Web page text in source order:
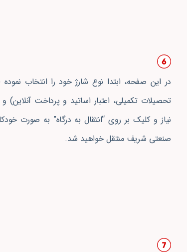
در این صفحه،‌ ابتدا نوع شارژ خود را انتخاب نموده
تحصیلات تکمیلی، اعتبار اساتید و پرداخت
نیاز و کلیک بر روی “انتقال به درگاه” به صورت
صنعتی شریف منتقل خواهید شد.